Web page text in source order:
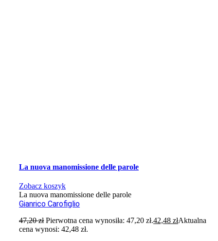
La nuova manomissione delle parole
Zobacz koszyk
La nuova manomissione delle parole
Gianrico Carofiglio
47,20zł Pierwotna cena wynosiła: 47,20 zł.42,48złAktualna
cena wynosi: 42,48 zł.